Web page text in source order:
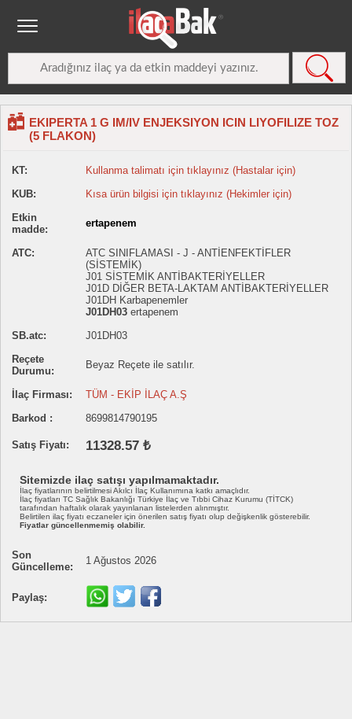
EKIPERTA 1 G IM/IV ENJEKSIYON ICIN LIYOFILIZE TOZ
(5 FLAKON)
KT:
Kullanma talimatı için tıklayınız (Hastalar için)
KUB:
Kısa ürün bilgisi için tıklayınız (Hekimler için)
Etkin
madde:
ertapenem
ATC:
ATC SINIFLAMASI - J - ANTİENFEKTİFLER
(SİSTEMİK)
J01 SİSTEMİK ANTİBAKTERİYELLER
J01D DİĞER BETA-LAKTAM ANTİBAKTERİYELLER
J01DH Karbapenemler
J01DH03 ertapenem
SB.atc:
J01DH03
Reçete
Durumu:
Beyaz Reçete ile satılır.
İlaç Firması:
TÜM - EKİP İLAÇ A.Ş
Barkod :
8699814790195
Satış Fiyatı: 11328.57 ₺
Sitemizde ilaç satışı yapılmamaktadır.
İlaç fiyatlarının belirtilmesi Akılcı İlaç Kullanımına katkı amaçlıdır.
İlaç fiyatları TC Sağlık Bakanlığı Türkiye İlaç ve Tıbbi Cihaz Kurumu (TİTCK)
tarafından haftalık olarak yayınlanan listelerden alınmıştır.
Belirtilen ilaç fiyatı eczaneler için önerilen satış fiyatı olup değişkenlik gösterebilir.
Fiyatlar güncellenmemiş olabilir.
Son
Güncelleme:
1 Ağustos 2026
Paylaş: